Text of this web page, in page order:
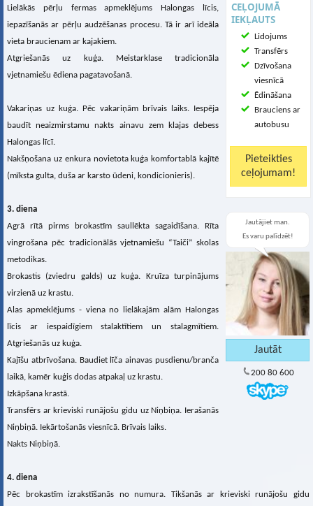
CEĻOJUMĀ
IEKĻAUTS
Lidojums
Transfērs
Dzīvošana
viesnīcā
Ēdināšana
Brauciens ar
autobusu
Jautājiet man.
Es varu palīdzēt!
200 80 600
Lielākās pērļu fermas apmeklējums Halongas līcis,
iepazīšanās ar pērļu audzēšanas procesu. Tā ir arī ideāla
vieta braucienam ar kajakiem.
Atgriešanās uz kuģa. Meistarklase tradicionāla
vjetnamiešu ēdiena pagatavošanā.
Vakariņas uz kuģa. Pēc vakariņām brīvais laiks. Iespēja
baudīt neaizmirstamu nakts ainavu zem klajas debess
Halongas līcī.
Nakšņošana uz enkura novietota kuģa komfortablā kajītē
(mīksta gulta, duša ar karsto ūdeni, kondicionieris).
3. diena
Agrā rītā pirms brokastīm saullēkta sagaidīšana. Rīta
vingrošana pēc tradicionālās vjetnamiešu “Taiči” skolas
metodikas.
Brokastis (zviedru galds) uz kuģa. Kruīza turpinājums
virzienā uz krastu.
Alas apmeklējums - viena no lielākajām alām Halongas
līcis ar iespaidīgiem stalaktītiem un stalagmītiem.
Atgriešanās uz kuģa.
Kajīšu atbrīvošana. Baudiet līča ainavas pusdienu/branča
laikā, kamēr kuģis dodas atpakaļ uz krastu.
Izkāpšana krastā.
Transfērs ar krieviski runājošu gidu uz Niņbiņa. Ierašanās
Niņbiņā. Iekārtošanās viesnīcā. Brīvais laiks.
Nakts Niņbiņā.
4. diena
Pēc brokastīm izrakstīšanās no numura. Tikšanās ar krieviski runājošu gidu